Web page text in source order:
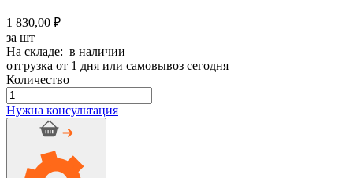
1 830,00 ₽
за шт
На складе: в наличии
отгрузка от 1 дня или самовывоз сегодня
Количество
Количество
товара
Угол
Нужна консультация